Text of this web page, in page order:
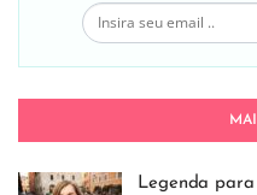
Legenda para